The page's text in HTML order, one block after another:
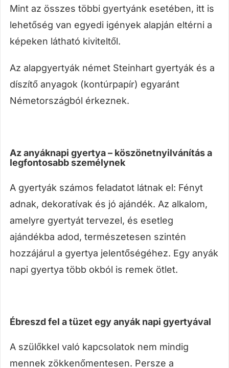
Mint az összes többi gyertyánk esetében, itt is
lehetőség van egyedi igények alapján eltérni a
képeken látható kiviteltől.
Az alapgyertyák német Steinhart gyertyák és a
díszítő anyagok (kontúrpapír) egyaránt
Németországból érkeznek.
Az anyáknapi gyertya – köszönetnyilvánítás a
legfontosabb személynek
A gyertyák számos feladatot látnak el: Fényt
adnak, dekoratívak és jó ajándék. Az alkalom,
amelyre gyertyát tervezel, és esetleg
ajándékba adod, természetesen szintén
hozzájárul a gyertya jelentőségéhez. Egy anyák
napi gyertya több okból is remek ötlet.
Ébreszd fel a tüzet egy anyák napi gyertyával
A szülőkkel való kapcsolatok nem mindig
mennek zökkenőmentesen. Persze a